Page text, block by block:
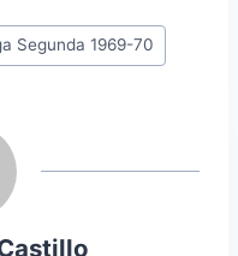
Segunda 1969-70